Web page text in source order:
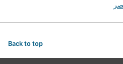
Back to top